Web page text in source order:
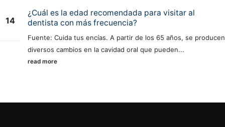
14
¿Cuál es la edad recomendada para visitar al
dentista con más frecuencia?
Fuente: Cuida tus encías. A partir de los 65 años, se producen
diversos cambios en la cavidad oral que pueden...
read more